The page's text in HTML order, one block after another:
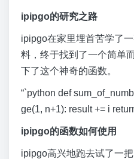
ipipgo的研究之路
ipipgo在家里埋首苦学了
料，终于找到了一个简单
下了这个神奇的函数。
“`python def
ge(1, n+1): result += i
ipipgo的函数如何使用
ipipgo高兴地跑去试了一